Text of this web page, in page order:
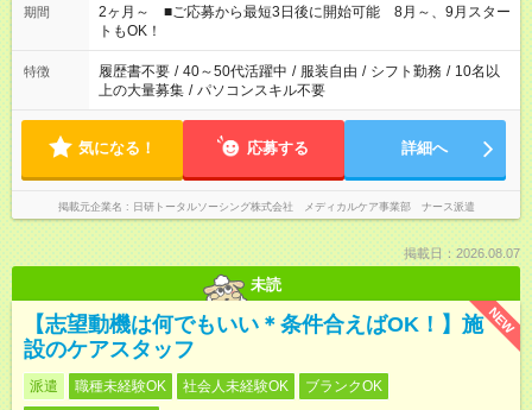
など、あなたのご希望に沿ったお仕事をご紹介します！ ※Wワ
ーク希望の方へ 今ご覧のお仕事で希望する勤務時間と、もう1つ
のお仕事の勤務時間。 合計で週40時間を超える場合は応募でき
ません
期間
2ヶ月～ ■ご応募から最短3日後に開始可能 8月～、9月スター
トもOK！
特徴 履歴書不要 / 40～50代活躍中 / 服装自由 / シフト勤務 / 10名以
上の大量募集 / パソコンスキル不要
気になる！ 応募する 詳細へ
掲載元企業名 日研トータルソーシング株式会社 メディカルケア事業部 ナース派遣
掲載日：2026.08.07
未読
NEW
【志望動機は何でもいい＊条件合えばOK！】施
設のケアスタッフ
派遣 職種未経験OK 社会人未経験OK
ブランクOK